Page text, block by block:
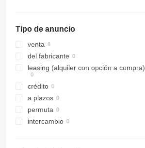
Tipo de anuncio
venta
del fabricante
leasing (alquiler con opción a compra)
crédito
a plazos
permuta
intercambio